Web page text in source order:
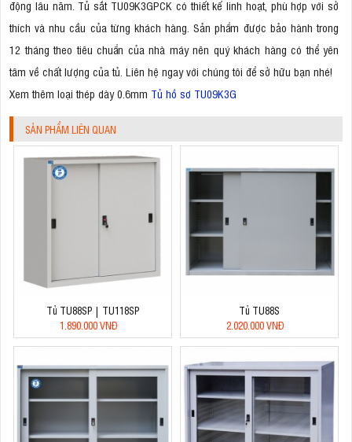
động lâu năm. Tủ sắt TU09K3GPCK có thiết kế linh hoạt, phù hợp với sở
thích và nhu cầu của từng khách hàng. Sản phẩm được bảo hành trong
12 tháng theo tiêu chuẩn của nhà máy nên quý khách hàng có thể yên
tâm về chất lượng của tủ. Liên hệ ngay với chúng tôi để sở hữu bạn nhé!
Xem thêm loại thép dày 0.6mm Tủ hồ sơ TU09K3G
SẢN PHẨM LIÊN QUAN
Tủ TU88SP | TU118SP
1.890.000 VNĐ
Tủ TU88S
2.020.000 VNĐ